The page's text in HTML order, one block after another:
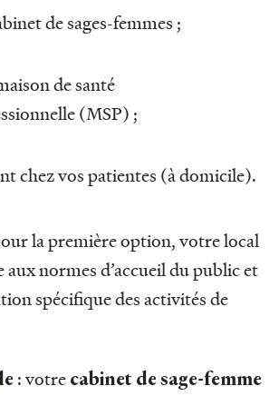
de sages-femmes ;
de santé
(MSP) ;
chez vos patientes (à domicile).
la première option, votre local
normes d’accueil du public et
spécifique des activités de
: votre cabinet de sage-femme